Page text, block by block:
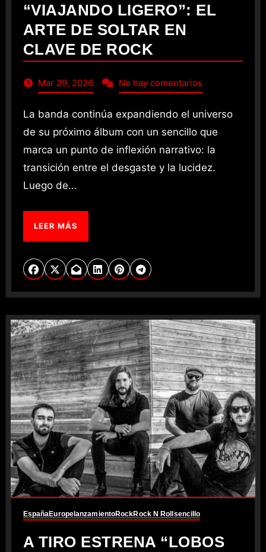
“VIAJANDO LIGERO”: EL
ARTE DE SOLTAR EN
CLAVE DE ROCK
Mar 29, 2026 No hay comentarios
La banda continúa expandiendo el universo
de su próximo álbum con un sencillo que
marca un punto de inflexión narrativo: la
transición entre el desgaste y la lucidez.
Luego de…
LEER MÁS
EspañaEuropelanzamientoRockRock N Roll sencillo
A TIRO ESTRENA “LOBOS